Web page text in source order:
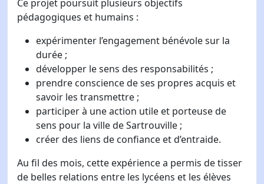
Ce projet poursuit plusieurs objectifs
pédagogiques et humains :
expérimenter l’engagement bénévole sur la
durée ;
développer le sens des responsabilités ;
prendre conscience de ses propres acquis et
savoir les transmettre ;
participer à une action utile et porteuse de
sens pour la ville de Sartrouville ;
créer des liens de confiance et d’entraide.
Au fil des mois, cette expérience a permis de tisser
de belles relations entre les lycéens et les élèves